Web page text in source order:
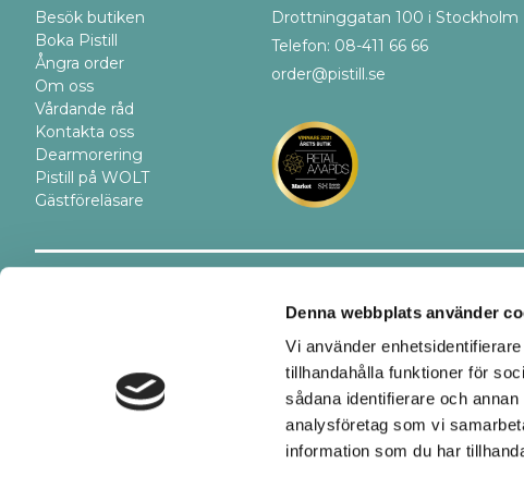
Denna webbplats använder
Vi använder
tillhandahålla funktioner för
sådana identifierare och
analysföretag som vi
information som du har
Besök butiken
Boka Pistill
Ångra order
Om oss
Vårdande råd
Kontakta oss
Dearmorering
Pistill på WOLT
Gästföreläsare
Drottninggatan 100 i Stockholm
Telefon: 08-411 66 66
order@pistill.se